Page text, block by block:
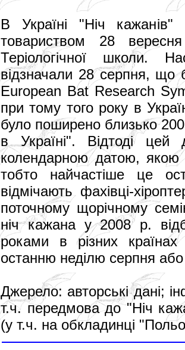
В Україні "Ніч кажанів"
товариством 28
Теріологічної школи.
відзначали 28 серпня, що
European Bat Research
при тому того року в
було поширено близько
в Україні". Відтоді
колендарною датою, якою
тобто найчастіше це
відмічають фахівці-
поточному щорічному
ніч кажана у 2008 р.
роками в різних
останню неділю серпня
Джерело: авторські дані;
т.ч. передмова до "Ніч
(у т.ч. на обкладинці